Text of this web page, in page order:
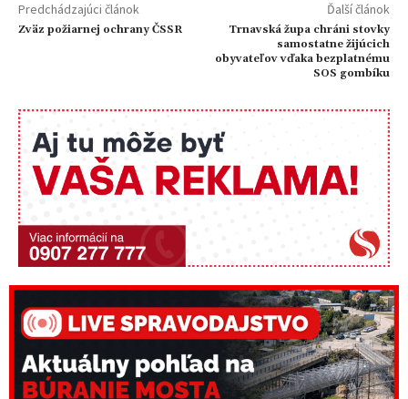
Predchádzajúci článok
Zväz požiarnej ochrany ČSSR
Ďalší článok
Trnavská župa chráni stovky
samostatne žijúcich
obyvateľov vďaka bezplatnému
SOS gombíku